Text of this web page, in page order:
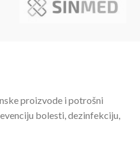
proizvode i potrošni
bolesti, dezinfekciju,